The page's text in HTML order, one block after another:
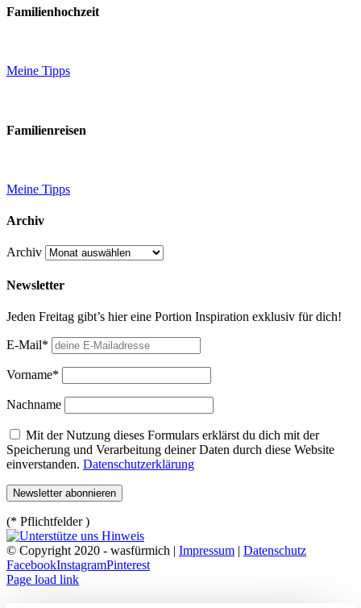
Familienhochzeit
Meine Tipps
Familienreisen
Meine Tipps
Archiv
Archiv
Newsletter
Jeden Freitag gibt’s hier eine Portion Inspiration exklusiv für dich!
E-Mail*
Vorname*
Nachname
Mit der Nutzung dieses Formulars erklärst du dich mit der
Speicherung und Verarbeitung deiner Daten durch diese Website
einverstanden. Datenschutzerklärung
(* Pflichtfelder )
© Copyright 2020 - wasfürmich | Impressum | Datenschutz
FacebookInstagramPinterest
Page load link